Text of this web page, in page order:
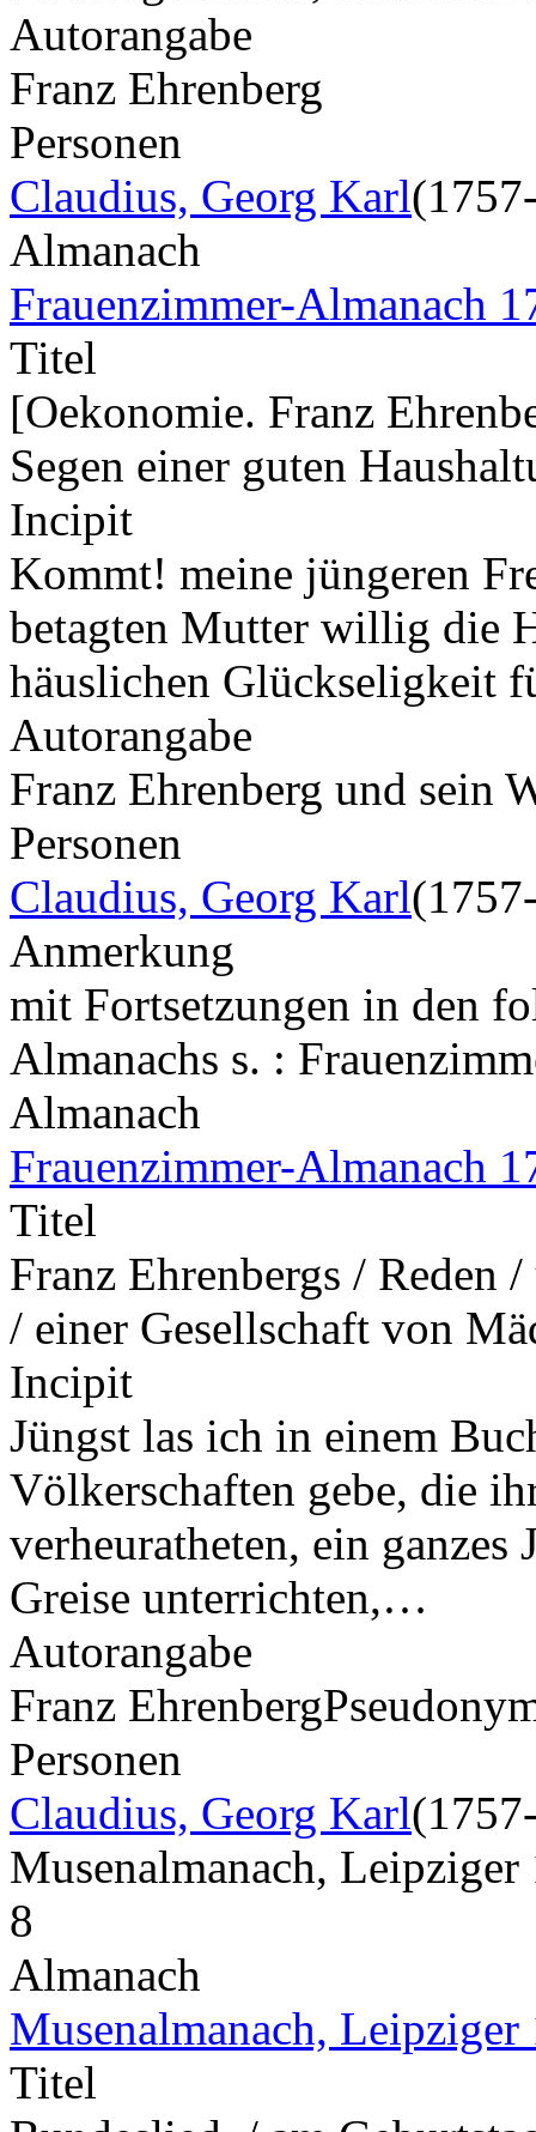
Autorangabe
Franz Ehrenberg
Personen
Claudius, Georg Karl
Almanach
Frauenzimmer-Almanach
Titel
[Oekonomie. Franz
Segen einer guten
Incipit
Kommt! meine jüngeren
betagten Mutter willig die
häuslichen Glückseligkeit
Autorangabe
Franz Ehrenberg und sein
Personen
Claudius, Georg Karl
Anmerkung
mit Fortsetzungen in den
Almanachs s. :
Almanach
Frauenzimmer-Almanach
Titel
Franz Ehrenbergs / Reden
/ einer Gesellschaft von
Incipit
Jüngst las ich in einem
Völkerschaften gebe, die
verheuratheten, ein
Greise unterrichten,…
Autorangabe
Franz Ehrenberg
Personen
Claudius, Georg Karl
Musenalmanach,
8
Almanach
Musenalmanach, Leipziger
Titel